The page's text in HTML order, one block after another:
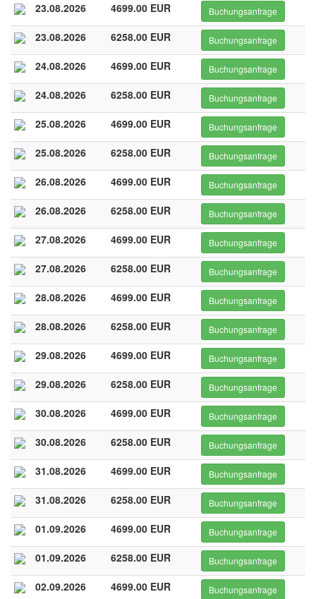
23.08.2026 4699.00 EUR Buchungsanfrage
23.08.2026 6258.00 EUR Buchungsanfrage
24.08.2026 4699.00 EUR Buchungsanfrage
24.08.2026 6258.00 EUR Buchungsanfrage
25.08.2026 4699.00 EUR Buchungsanfrage
25.08.2026 6258.00 EUR Buchungsanfrage
26.08.2026 4699.00 EUR Buchungsanfrage
26.08.2026 6258.00 EUR Buchungsanfrage
27.08.2026 4699.00 EUR Buchungsanfrage
27.08.2026 6258.00 EUR Buchungsanfrage
28.08.2026 4699.00 EUR Buchungsanfrage
28.08.2026 6258.00 EUR Buchungsanfrage
29.08.2026 4699.00 EUR Buchungsanfrage
29.08.2026 6258.00 EUR Buchungsanfrage
30.08.2026 4699.00 EUR Buchungsanfrage
30.08.2026 6258.00 EUR Buchungsanfrage
31.08.2026 4699.00 EUR Buchungsanfrage
31.08.2026 6258.00 EUR Buchungsanfrage
01.09.2026 4699.00 EUR Buchungsanfrage
01.09.2026 6258.00 EUR Buchungsanfrage
02.09.2026 4699.00 EUR Buchungsanfrage